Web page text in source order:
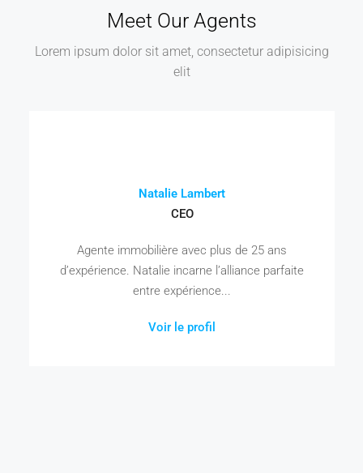
Meet Our Agents
Lorem ipsum dolor sit amet, consectetur adipisicing
elit
Natalie Lambert
CEO
Agente immobilière avec plus de 25 ans
d’expérience. Natalie incarne l’alliance parfaite
entre expérience...
Voir le profil